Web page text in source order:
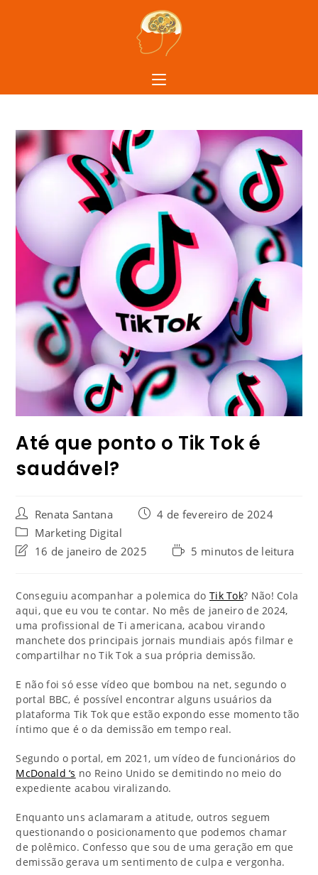
Até que ponto o Tik Tok é
saudável?
Renata Santana
4 de fevereiro de 2024
Marketing Digital
16 de janeiro de 2025
5 minutos de leitura
Conseguiu acompanhar a polemica do Tik Tok? Não! Cola
aqui, que eu vou te contar. No mês de janeiro de 2024,
uma profissional de Ti americana, acabou virando
manchete dos principais jornais mundiais após filmar e
compartilhar no Tik Tok a sua própria demissão.
E não foi só esse vídeo que bombou na net, segundo o
portal BBC, é possível encontrar alguns usuários da
plataforma Tik Tok que estão expondo esse momento tão
íntimo que é o da demissão em tempo real.
Segundo o portal, em 2021, um vídeo de funcionários do
McDonald ‘s no Reino Unido se demitindo no meio do
expediente acabou viralizando.
Enquanto uns aclamaram a atitude, outros seguem
questionando o posicionamento que podemos chamar
de polêmico. Confesso que sou de uma geração em que
demissão gerava um sentimento de culpa e vergonha.